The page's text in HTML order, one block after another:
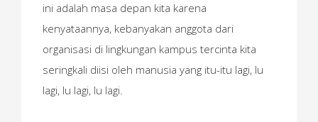
ini adalah masa depan kita karena
kenyataannya, kebanyakan anggota dari
organisasi di lingkungan kampus tercinta kita
seringkali diisi oleh manusia yang itu-itu lagi, lu
lagi, lu lagi, lu lagi.